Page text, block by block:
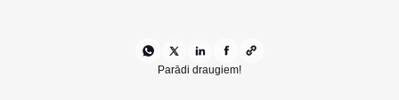
Parādi draugiem!